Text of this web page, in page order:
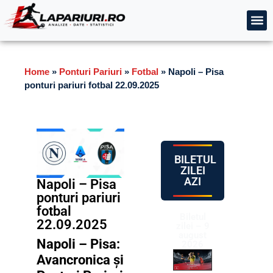
Home » Ponturi Pariuri » Fotbal » Napoli – Pisa
ponturi pariuri fotbal 22.09.2025
Napoli – Pisa
ponturi pariuri
fotbal
22.09.2025
Napoli – Pisa:
Avancronica și
BILETUL
ZILEI
AZI